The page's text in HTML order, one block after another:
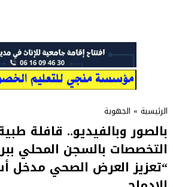
الرئيسية » الجهوية
بالصور وبالفيديو.. قافلة
التخصصات بالسجن المحلي
“تعزيز العرض الصحي مدخل